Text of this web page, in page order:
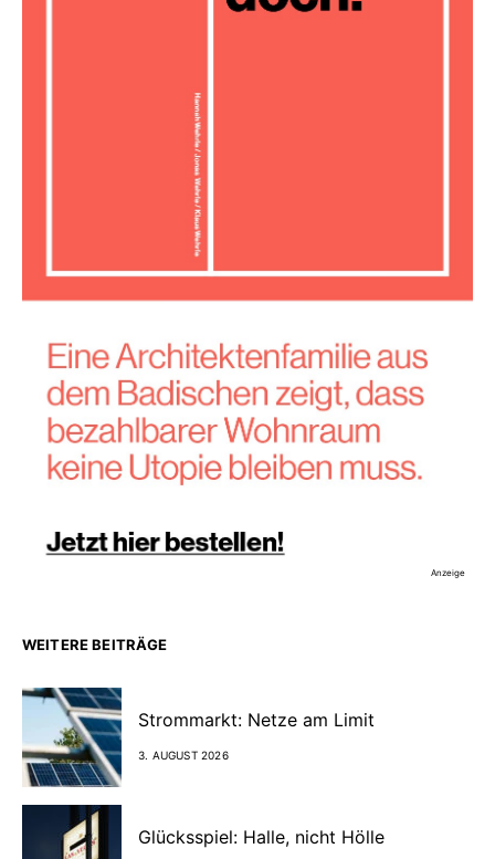
Anzeige
WEITERE BEITRÄGE
Strommarkt: Netze am Limit
3. AUGUST 2026
Glücksspiel: Halle, nicht Hölle